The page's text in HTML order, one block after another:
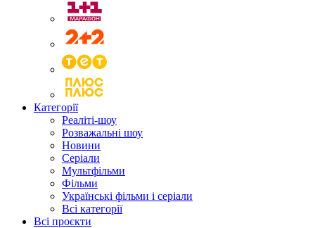
Категорії
Реаліті-шоу
Розважальні шоу
Новини
Серіали
Мультфільми
Фільми
Українські фільми і серіали
Всі категорії
Всі проєкти